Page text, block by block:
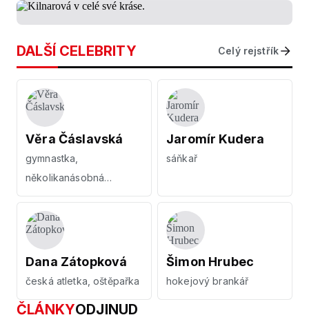
DALŠÍ CELEBRITY Celý rejstřík
Věra Čáslavská
gymnastka,
několikanásobná
olympijská vítězka a
mistryně světa
Jaromír Kudera
sáňkař
Dana Zátopková
česká atletka, oštěpařka
Šimon Hrubec
hokejový brankář
ČLÁNKYODJINUD